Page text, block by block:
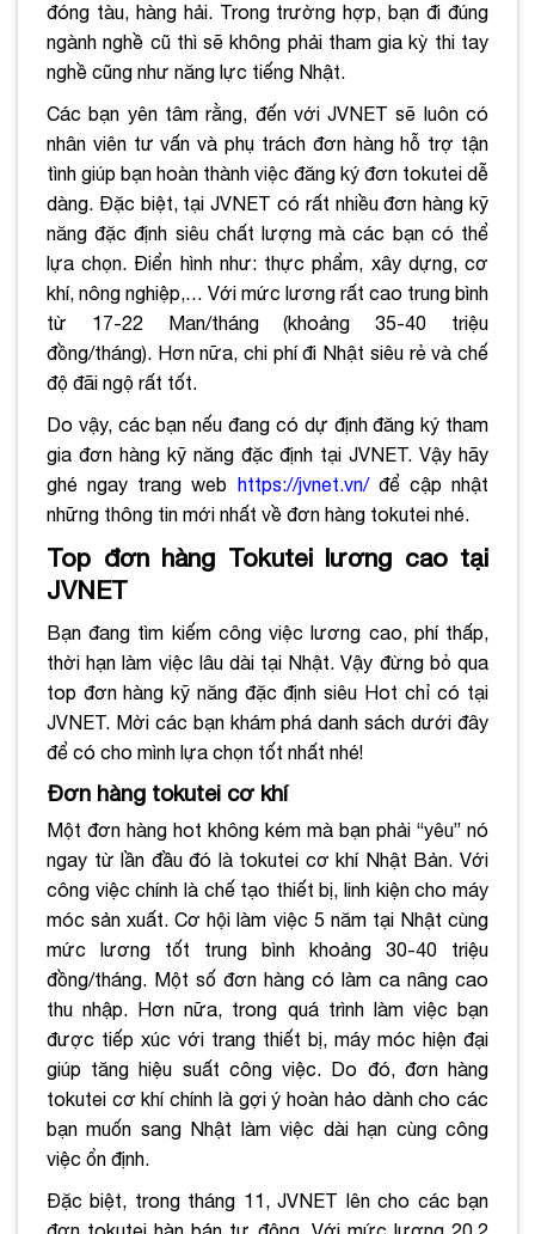
đóng tàu, hàng hải. Trong trường hợp, bạn đi đúng
ngành nghề cũ thì sẽ không phải tham gia kỳ thi tay
nghề cũng như năng lực tiếng Nhật.
Các bạn yên tâm rằng, đến với JVNET sẽ luôn có
nhân viên tư vấn và phụ trách đơn hàng hỗ trợ tận
tình giúp bạn hoàn thành việc đăng ký đơn tokutei dễ
dàng. Đặc biệt, tại JVNET có rất nhiều đơn hàng kỹ
năng đặc định siêu chất lượng mà các bạn có thể
lựa chọn. Điển hình như: thực phẩm, xây dựng, cơ
khí, nông nghiệp,… Với mức lương rất cao trung bình
từ 17-22 Man/tháng (khoảng 35-40 triệu
đồng/tháng). Hơn nữa, chi phí đi Nhật siêu rẻ và chế
độ đãi ngộ rất tốt.
Do vậy, các bạn nếu đang có dự định đăng ký tham
gia đơn hàng kỹ năng đặc định tại JVNET. Vậy hãy
ghé ngay trang web https://jvnet.vn/để cập nhật
những thông tin mới nhất về đơn hàng tokutei nhé.
Top đơn hàng Tokutei lương cao tại
JVNET
Bạn đang tìm kiếm công việc lương cao, phí thấp,
thời hạn làm việc lâu dài tại Nhật. Vậy đừng bỏ qua
top đơn hàng kỹ năng đặc định siêu Hot chỉ có tại
JVNET. Mời các bạn khám phá danh sách dưới đây
để có cho mình lựa chọn tốt nhất nhé!
Đơn hàng tokutei cơ khí
Một đơn hàng hot không kém mà bạn phải “yêu” nó
ngay từ lần đầu đó là tokutei cơ khí Nhật Bản. Với
công việc chính là chế tạo thiết bị, linh kiện cho máy
móc sản xuất. Cơ hội làm việc 5 năm tại Nhật cùng
mức lương tốt trung bình khoảng 30-40 triệu
đồng/tháng. Một số đơn hàng có làm ca nâng cao
thu nhập. Hơn nữa, trong quá trình làm việc bạn
được tiếp xúc với trang thiết bị, máy móc hiện đại
giúp tăng hiệu suất công việc. Do đó, đơn hàng
tokutei cơ khí chính là gợi ý hoàn hảo dành cho các
bạn muốn sang Nhật làm việc dài hạn cùng công
việc ổn định.
Đặc biệt, trong tháng 11, JVNET lên cho các bạn